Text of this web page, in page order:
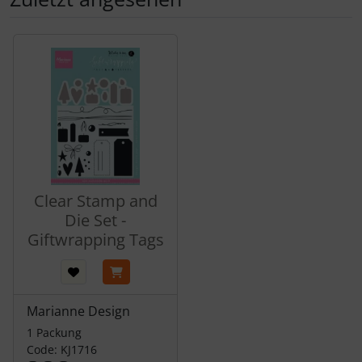
Clear Stamp and
Die Set -
Giftwrapping Tags
Marianne Design
1 Packung
Code: KJ1716